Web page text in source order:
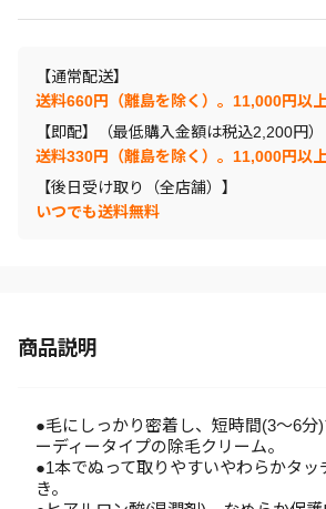
【通常配送】
送料660円（離島を除く）。11,000円以
【即配】（最低購入金額は税込2,200円）
送料330円（離島を除く）。11,000円以
【後日受け取り（全店舗）】
いつでも送料無料
商品説明
●毛にしっかり密着し、短時間(3～6分
ーディータイプの除毛クリーム。
●1本でぬって取りやすいやわらかタッ
き。